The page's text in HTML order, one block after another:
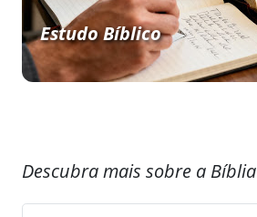
Estudo Bíblico
Descubra mais sobre a Bíblia